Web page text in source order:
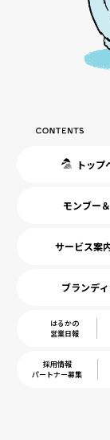
トップ
モンブー
サービス案
ブランデ
はるかの
営業日報
採用情報
パートナー募集